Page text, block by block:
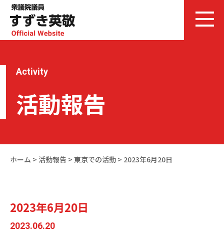
Activity
活動報告
ホーム > 活動報告 > 東京での活動 > 2023年6月20日
2023年6月20日
2023.06.20